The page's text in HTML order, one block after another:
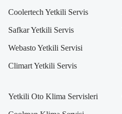
Coolertech Yetkili Servis
Safkar Yetkili Servis
Webasto Yetkili Servisi
Climart Yetkili Servis
Yetkili Oto Klima Servisleri